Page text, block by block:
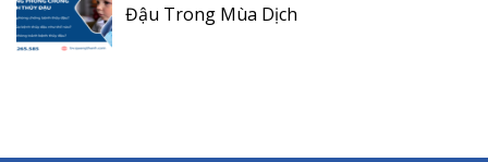
Đậu Trong Mùa Dịch